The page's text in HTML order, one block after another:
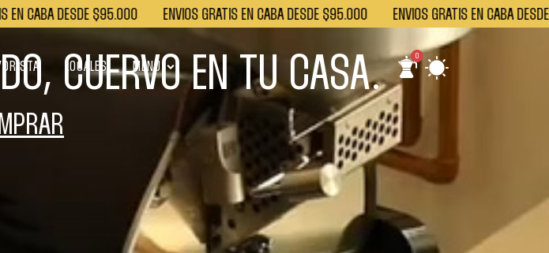
CABA DESDE $95.000 ENVÍOS GRATIS EN CABA DESDE $95.000 ENVÍOS GRATIS EN CABA DESDE
LOCALES MENÚ
0
CUERVO EN TU CASA.